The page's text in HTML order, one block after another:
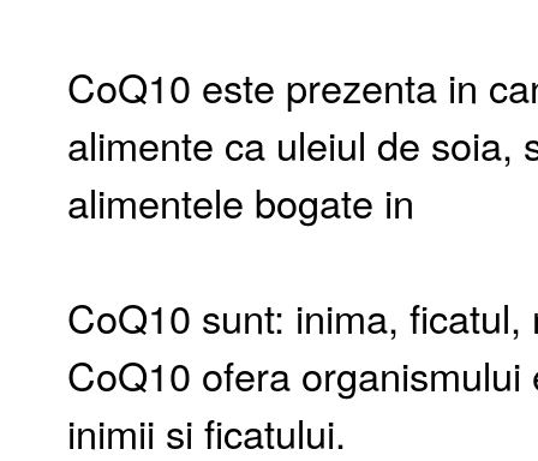
CoQ10 este prezenta in
alimente ca uleiul de soia,
alimentele bogate in
CoQ10 sunt: inima,
CoQ10 ofera
inimii si ficatului.